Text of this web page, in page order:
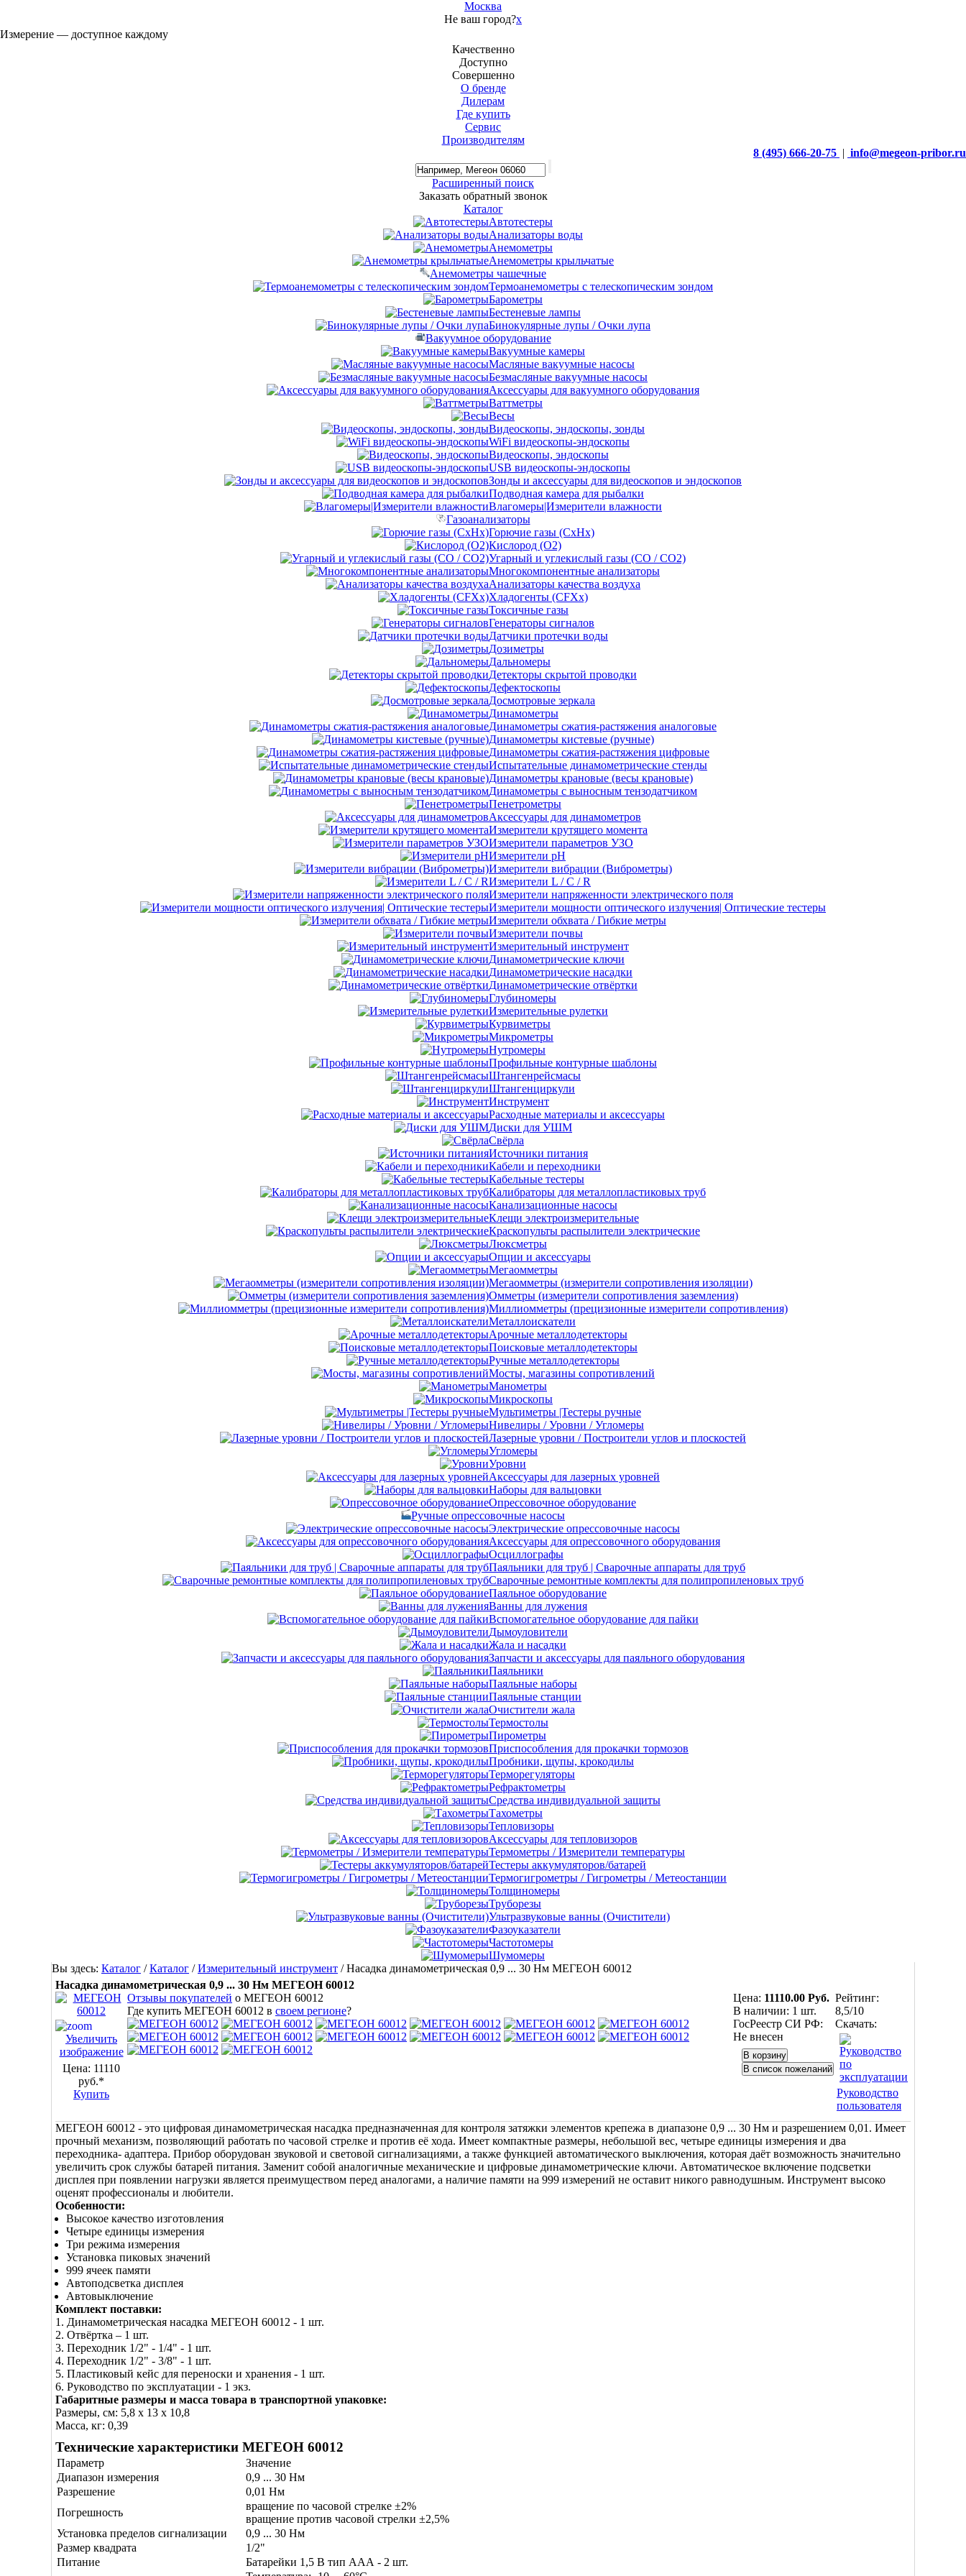
Москва
Не ваш город?x
Измерение — доступное каждому
Качественно
Доступно
Совершенно
О бренде
Дилерам
Где купить
Сервис
Производителям
8 (495) 666-20-75 | info@megeon-pribor.ru
Расширенный поиск
Заказать обратный звонок
Каталог
Автотестеры
Анализаторы воды
Анемометры
Анемометры крыльчатые
Анемометры чашечные
Термоанемометры с телескопическим зондом
Барометры
Бестеневые лампы
Бинокулярные лупы / Очки лупа
Вакуумное оборудование
Вакуумные камеры
Масляные вакуумные насосы
Безмасляные вакуумные насосы
Аксессуары для вакуумного оборудования
Ваттметры
Весы
Видеоскопы, эндоскопы, зонды
WiFi видеоскопы-эндоскопы
Видеоскопы, эндоскопы
USB видеоскопы-эндоскопы
Зонды и аксессуары для видеоскопов и эндоскопов
Подводная камера для рыбалки
Влагомеры|Измерители влажности
Газоанализаторы
Горючие газы (CxHx)
Кислород (O2)
Угарный и углекислый газы (CO / CO2)
Многокомпонентные анализаторы
Анализаторы качества воздуха
Хладогенты (CFXx)
Токсичные газы
Генераторы сигналов
Датчики протечки воды
Дозиметры
Дальномеры
Детекторы скрытой проводки
Дефектоскопы
Досмотровые зеркала
Динамометры
Динамометры сжатия-растяжения аналоговые
Динамометры кистевые (ручные)
Динамометры сжатия-растяжения цифровые
Испытательные динамометрические стенды
Динамометры крановые (весы крановые)
Динамометры с выносным тензодатчиком
Пенетрометры
Аксессуары для динамометров
Измерители крутящего момента
Измерители параметров УЗО
Измерители pH
Измерители вибрации (Виброметры)
Измерители L / C / R
Измерители напряженности электрического поля
Измерители мощности оптического излучения| Оптические тестеры
Измерители обхвата / Гибкие метры
Измерители почвы
Измерительный инструмент
Динамометрические ключи
Динамометрические насадки
Динамометрические отвёртки
Глубиномеры
Измерительные рулетки
Курвиметры
Микрометры
Нутромеры
Профильные контурные шаблоны
Штангенрейсмасы
Штангенциркули
Инструмент
Расходные материалы и аксессуары
Диски для УШМ
Свёрла
Источники питания
Кабели и переходники
Кабельные тестеры
Калибраторы для металлопластиковых труб
Канализационные насосы
Клещи электроизмерительные
Краскопульты распылители электрические
Люксметры
Опции и аксессуары
Мегаомметры
Мегаомметры (измерители сопротивления изоляции)
Омметры (измерители сопротивления заземления)
Миллиомметры (прецизионные измерители сопротивления)
Металлоискатели
Арочные металлодетекторы
Поисковые металлодетекторы
Ручные металлодетекторы
Мосты, магазины сопротивлений
Манометры
Микроскопы
Мультиметры |Тестеры ручные
Нивелиры / Уровни / Угломеры
Лазерные уровни / Построители углов и плоскостей
Угломеры
Уровни
Аксессуары для лазерных уровней
Наборы для вальцовки
Опрессовочное оборудование
Ручные опрессовочные насосы
Электрические опрессовочные насосы
Аксессуары для опрессовочного оборудования
Осциллографы
Паяльники для труб | Сварочные аппараты для труб
Сварочные ремонтные комплекты для полипропиленовых труб
Паяльное оборудование
Ванны для лужения
Вспомогательное оборудование для пайки
Дымоуловители
Жала и насадки
Запчасти и аксессуары для паяльного оборудования
Паяльники
Паяльные наборы
Паяльные станции
Очистители жала
Термостолы
Пирометры
Приспособления для прокачки тормозов
Пробники, щупы, крокодилы
Терморегуляторы
Рефрактометры
Средства индивидуальной защиты
Тахометры
Тепловизоры
Аксессуары для тепловизоров
Термометры / Измерители температуры
Тестеры аккумуляторов/батарей
Термогигрометры / Гигрометры / Метеостанции
Толщиномеры
Труборезы
Ультразвуковые ванны (Очистители)
Фазоуказатели
Частотомеры
Шумомеры
Вы здесь: Каталог /Каталог /Измерительный инструмент /Насадка динамометрическая 0,9 ... 30 Нм МЕГЕОН 60012
Насадка динамометрическая 0,9 ... 30 Нм МЕГЕОН 60012
Увеличить
изображение
Цена: 11110
руб.*
Купить
Отзывы покупателей о МЕГЕОН 60012
Где купить МЕГЕОН 60012 в своем регионе?
Цена: 11110.00 Руб.
В наличии: 1 шт.
ГосРеестр СИ РФ:
Не внесен
Рейтинг:
8,5/10
Скачать:
Руководство
пользователя
МЕГЕОН 60012 - это цифровая динамометрическая насадка предназначенная для контроля затяжки элементов крепежа в диапазоне 0,9 ... 30 Нм и разрешением 0,01. Имеет
прочный механизм, позволяющий работать по часовой стрелке и против её хода. Имеет компактные размеры, небольшой вес, четыре единицы измерения и два
переходника- адаптера. Прибор оборудован звуковой и световой сигнализациями, а также функцией автоматического выключения, которая даёт возможность значительно
увеличить срок службы батарей питания. Заменит собой аналогичные механические и цифровые динамометрические ключи. Автоматическое включение подсветки
дисплея при появлении нагрузки является преимуществом перед аналогами, а наличие памяти на 999 измерений не оставит никого равнодушным. Инструмент высоко
оценят профессионалы и любители.
Особенности:
Высокое качество изготовления
Четыре единицы измерения
Три режима измерения
Установка пиковых значений
999 ячеек памяти
Автоподсветка дисплея
Автовыключение
Комплект поставки:
1. Динамометрическая насадка МЕГЕОН 60012 - 1 шт.
2. Отвёртка – 1 шт.
3. Переходник 1/2" - 1/4" - 1 шт.
4. Переходник 1/2" - 3/8" - 1 шт.
5. Пластиковый кейс для переноски и хранения - 1 шт.
6. Руководство по эксплуатации - 1 экз.
Габаритные размеры и масса товара в транспортной упаковке:
Размеры, см: 5,8 x 13 x 10,8
Масса, кг: 0,39
Технические характеристики МЕГЕОН 60012
Параметр
Значение
Диапазон измерения
0,9 ... 30 Нм
Разрешение
0,01 Нм
Погрешность
вращение по часовой стрелке ±2%
вращение против часовой стрелки ±2,5%
Установка пределов сигнализации
0,9 ... 30 Нм
Размер квадрата
1/2"
Питание
Батарейки 1,5 В тип ААА - 2 шт.